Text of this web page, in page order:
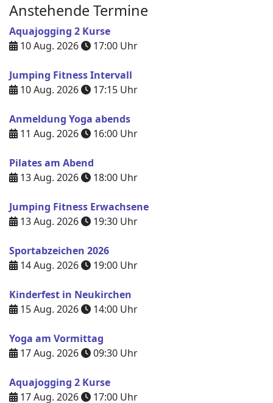
Anstehende Termine
Aquajogging 2 Kurse
10 Aug. 2026
17:00 Uhr
Jumping Fitness Intervall
10 Aug. 2026
17:15 Uhr
Anmeldung Yoga abends
11 Aug. 2026
16:00 Uhr
Pilates am Abend
13 Aug. 2026
18:00 Uhr
Jumping Fitness Erwachsene
13 Aug. 2026
19:30 Uhr
Sportabzeichen 2026
14 Aug. 2026
19:00 Uhr
Kinderfest in Neukirchen
15 Aug. 2026
14:00 Uhr
Yoga am Vormittag
17 Aug. 2026
09:30 Uhr
Aquajogging 2 Kurse
17 Aug. 2026
17:00 Uhr